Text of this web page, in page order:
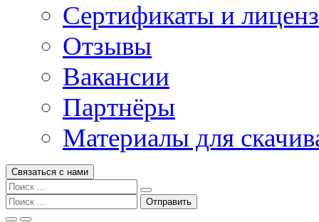
Сертификаты и
Отзывы
Вакансии
Партнёры
Материалы для
Связаться с нами